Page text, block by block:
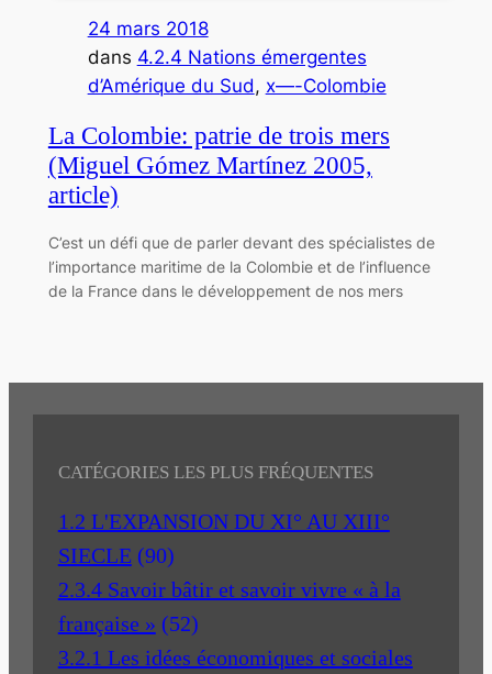
24 mars 2018
dans 4.2.4 Nations émergentes
d’Amérique du Sud, x—-Colombie
La Colombie: patrie de trois mers
(Miguel Gómez Martínez 2005,
article)
C’est un défi que de parler devant des spécialistes de
l’importance maritime de la Colombie et de l’influence
de la France dans le développement de nos mers
CATÉGORIES LES PLUS FRÉQUENTES
1.2 L'EXPANSION DU XI° AU XIII°
SIECLE (90)
2.3.4 Savoir bâtir et savoir vivre « à la
française » (52)
3.2.1 Les idées économiques et sociales